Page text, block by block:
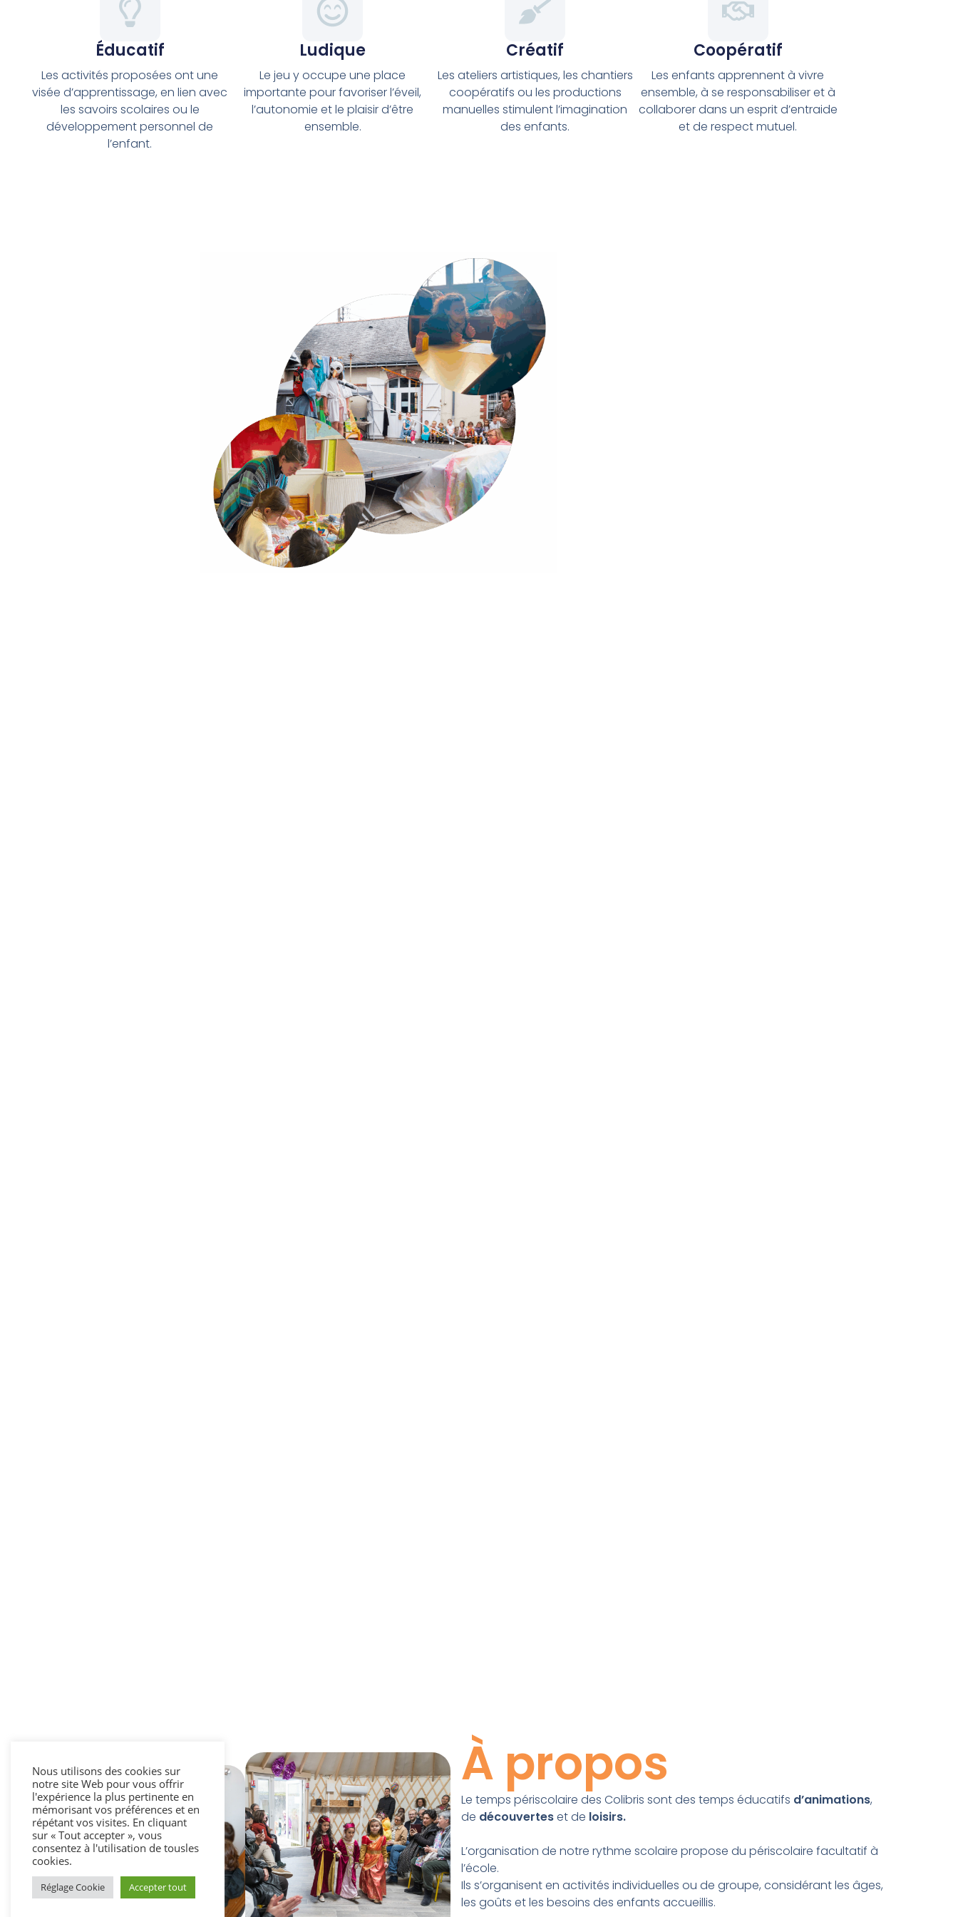
Éducatif
Les activités proposées ont une
visée d’apprentissage, en lien avec
les savoirs scolaires ou le
développement personnel de
l’enfant.
Ludique
Le jeu y occupe une place
importante pour favoriser l’éveil,
l’autonomie et le plaisir d’être
ensemble.
Créatif
Les ateliers artistiques, les chantiers
coopératifs ou les productions
manuelles stimulent l’imagination
des enfants.
Coopératif
Les enfants apprennent à vivre
ensemble, à se responsabiliser et à
collaborer dans un esprit d’entraide
et de respect mutuel.
À propos
Le temps périscolaire des Colibris sont des temps éducatifs d’animations,
de découverteset de loisirs.
L’organisation de notre rythme scolaire propose du périscolaire facultatif à
l’école.
Ils s’organisent en activités individuelles ou de groupe, considérant les âges,
les goûts et les besoins des enfants accueillis.
Nous utilisons des cookies sur
notre site Web pour vous offrir
l'expérience la plus pertinente en
mémorisant vos préférences et en
répétant vos visites. En cliquant
sur « Tout accepter », vous
consentez à l'utilisation de tousles
cookies.
Réglage Cookie Accepter tout